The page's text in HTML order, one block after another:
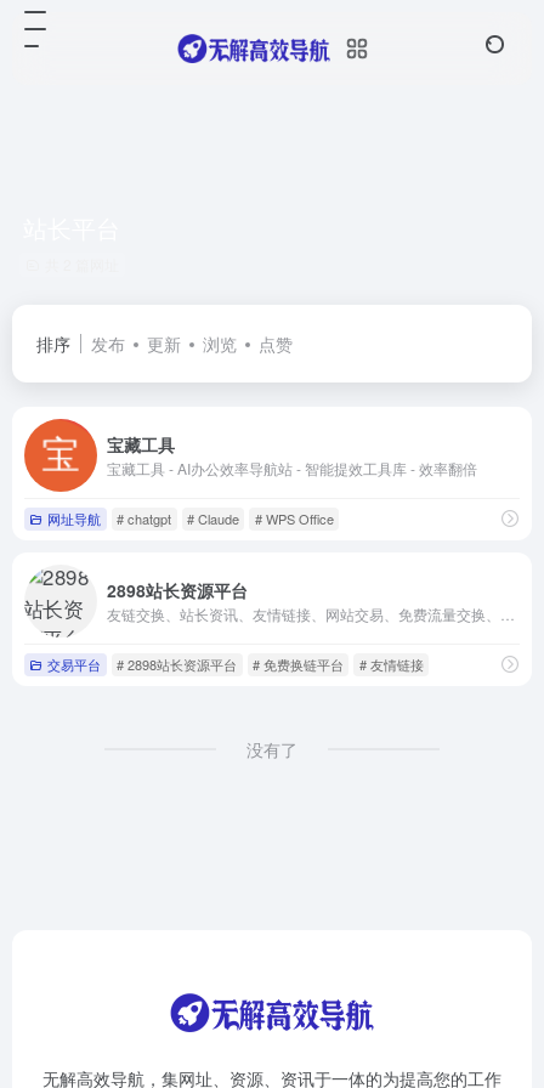
排序 发布 更新 浏览 点赞
宝藏工具
宝藏工具 - AI办公效率导航站 - 智能提效工具库 - 效率翻倍
网址导航 # chatgpt # Claude # WPS Office
2898站长资源平台
交易平台 # 2898站长资源平台 # 免费换链平台 # 友情链接
没有了
无解高效导航，集网址、资源、资讯于一体的为提高您的工作